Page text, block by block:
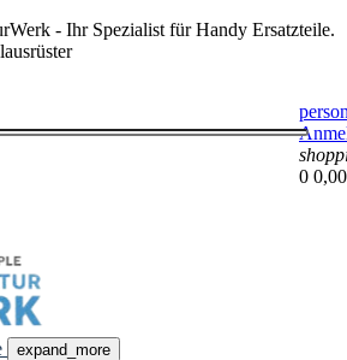
- Ihr Spezialist für Handy Ersatzteile.
0
expand_more